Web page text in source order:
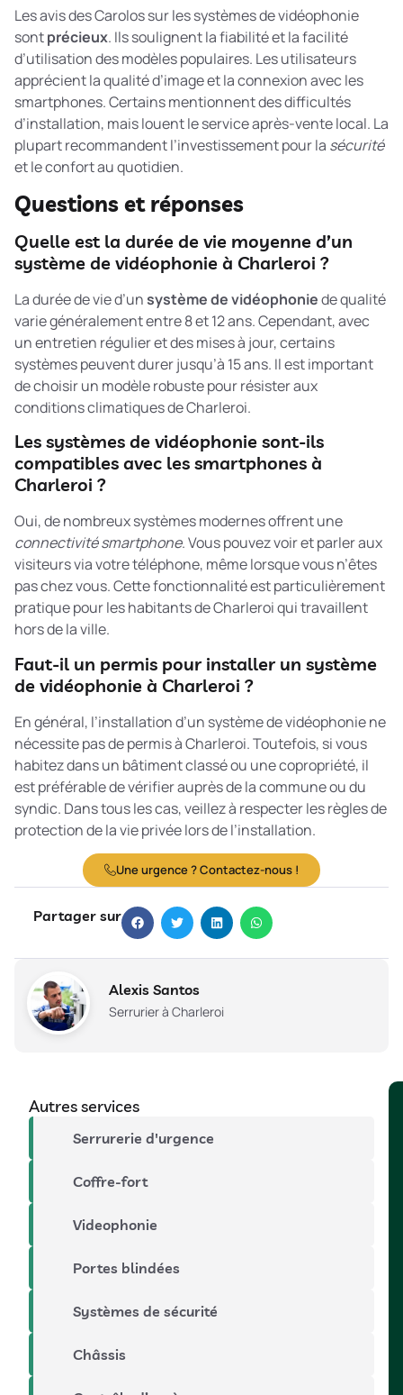
Les avis des Carolos sur les systèmes de vidéophonie
sontprécieux. Ils soulignent la fiabilité et la facilité
d’utilisation des modèles populaires. Les utilisateurs
apprécient la qualité d’image et la connexion avec les
smartphones. Certains mentionnent des difficultés
d’installation, mais louent le service après-vente local. La
plupart recommandent l’investissement pour la sécurité
et le confort au quotidien.
Questions et réponses
Quelle est la durée de vie moyenne d’un
système de vidéophonie à Charleroi ?
La durée de vie d’unsystème de vidéophoniede qualité
varie généralement entre 8 et 12 ans. Cependant, avec
un entretien régulier et des mises à jour, certains
systèmes peuvent durer jusqu’à 15 ans. Il est important
de choisir un modèle robuste pour résister aux
conditions climatiques de Charleroi.
Les systèmes de vidéophonie sont-ils
compatibles avec les smartphones à
Charleroi ?
Oui, de nombreux systèmes modernes offrent une
connectivité smartphone. Vous pouvez voir et parler aux
visiteurs via votre téléphone, même lorsque vous n’êtes
pas chez vous. Cette fonctionnalité est particulièrement
pratique pour les habitants de Charleroi qui travaillent
hors de la ville.
Faut-il un permis pour installer un système
de vidéophonie à Charleroi ?
En général, l’installation d’un système de vidéophonie ne
nécessite pas de permis à Charleroi. Toutefois, si vous
habitez dans un bâtiment classé ou une copropriété, il
est préférable de vérifier auprès de la commune ou du
syndic. Dans tous les cas, veillez à respecter les règles de
protection de la vie privée lors de l’installation.
Une urgence ? Contactez-nous !
Partager sur
Alexis Santos
Serrurier à Charleroi
Autres services
Serrurerie d'urgence
Coffre-fort
Videophonie
Portes blindées
Systèmes de sécurité
Châssis